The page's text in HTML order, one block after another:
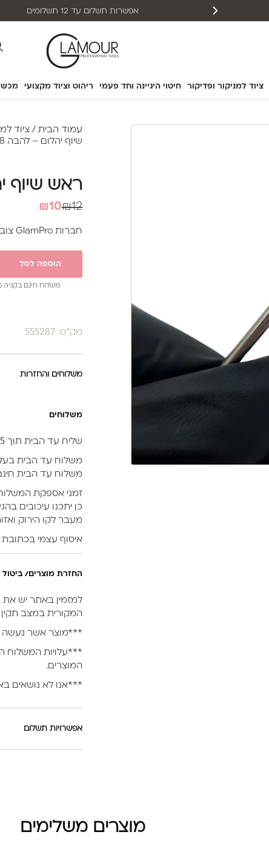
ציוד למניקור ופדיקור חיטוי היגיינה וחד פעמי ריהוט וציוד מקצועי
אפשרות תשלום עד 12 תשלומים
עמוד הבית / ציוד
שיוף יהלום – להבה 018 (אדום)
ראש שיוף
₪12
המחיר
היה:
₪12.
₪10
המחיר
הוא:
₪10.
חברות GlamPro צוברות נקודות
הוספה לסל
משלוח חינם בקניה מעל
מק"ט: 555287
משלוחים והחזרות
משלוחים
שליח עד הבית תוך 3-5 ימי עסקים.
משלוח עד הבית בעלות
משלוח עד הבית חינם בקניה מעל 399
זמני אספקת
כן יתכנו עיכובים
מעבר לקו הירוק
איסוף עצמי בכתובת רח’
החזרת מוצרים/
המקורית במצב
***מוצר אשר נעשה
***עלויות המשלוח
המוצרים.
***אנו לא נושאים
אפשרויות תשלום
מוצרים משלימים